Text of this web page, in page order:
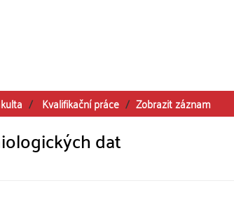
Kvalifikační práce Zobrazit záznam
dat